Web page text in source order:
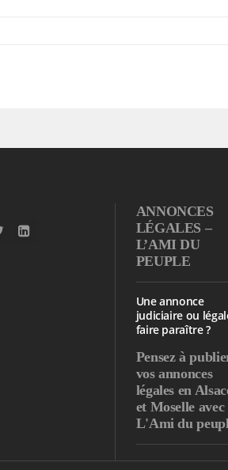
ANNONCES
LÉGALES –
L’AMI DU
PEUPLE
Une annonce
judiciaire ou
faire paraître ?
Pensez à
vos annonces
légales en
et Moselle avec
L'Ami du